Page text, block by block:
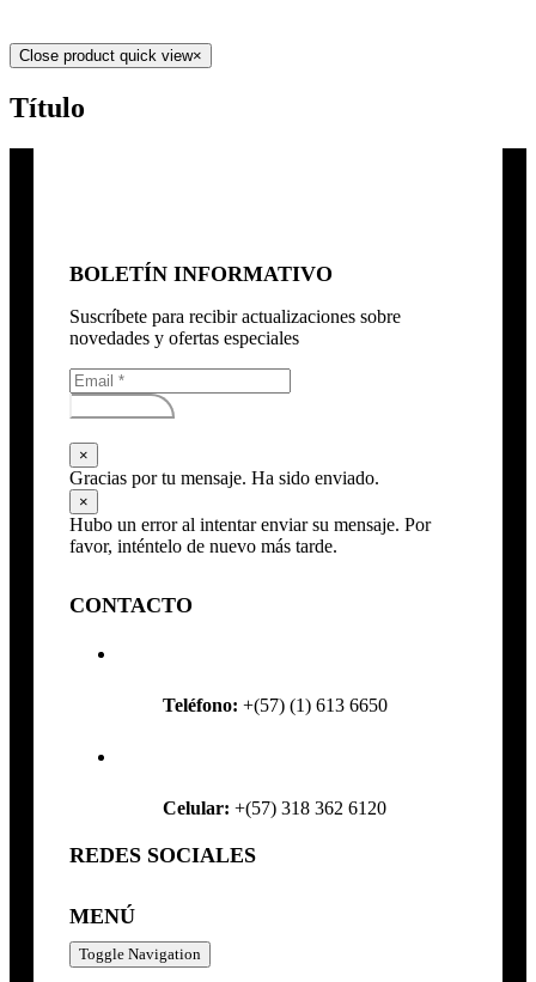
Close product quick view×
Título
BOLETÍN INFORMATIVO
Suscríbete para recibir actualizaciones sobre
novedades y ofertas especiales
Subscribirse
×
Gracias por tu mensaje. Ha sido enviado.
×
Hubo un error al intentar enviar su mensaje. Por
favor, inténtelo de nuevo más tarde.
CONTACTO
Teléfono: +(57) (1) 613 6650
Celular: +(57) 318 362 6120
REDES SOCIALES
MENÚ
Toggle Navigation